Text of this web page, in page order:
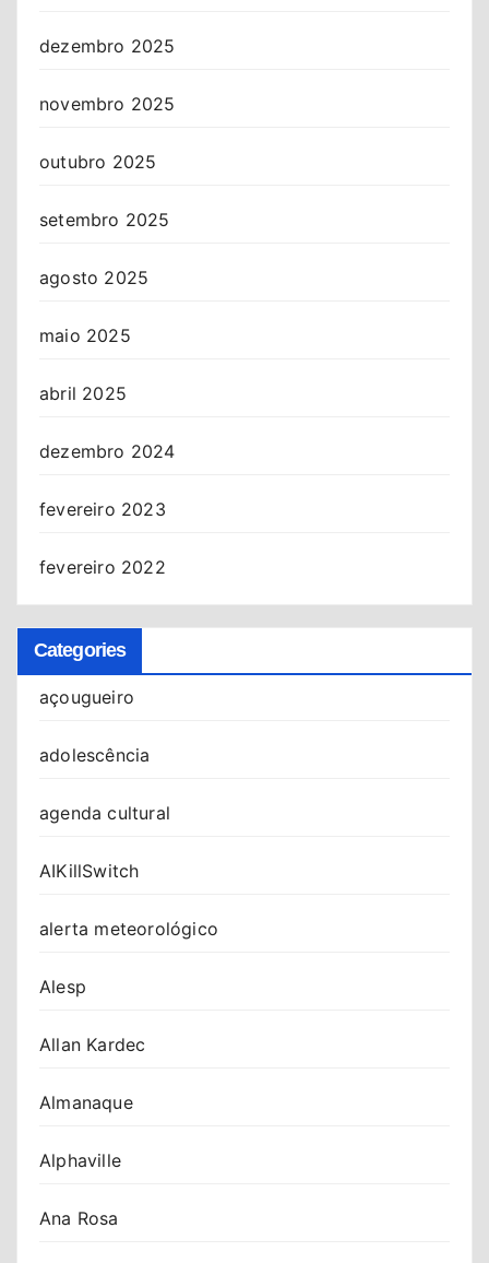
dezembro 2025
novembro 2025
outubro 2025
setembro 2025
agosto 2025
maio 2025
abril 2025
dezembro 2024
fevereiro 2023
fevereiro 2022
Categories
açougueiro
adolescência
agenda cultural
AIKillSwitch
alerta meteorológico
Alesp
Allan Kardec
Almanaque
Alphaville
Ana Rosa